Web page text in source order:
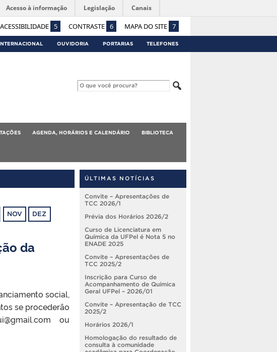
ACESSIBILIDADE 5 CONTRASTE 6 MAPA DO SITE 7
Acesso à informação Legislação Canais
OUVIDORIA PORTARIAS TELEFONES
AGENDA, HORÁRIOS E CALENDÁRIO BIBLIOTECA
NOV DEZ
da
social,
se procederão
ou
ÚLTIMAS NOTÍCIAS
Convite – Apresentações de
TCC 2026/1
Prévia dos Horários 2026/2
Curso de Licenciatura em
Química da UFPel é Nota 5 no
ENADE 2025
Convite – Apresentações de
TCC 2025/2
Inscrição para Curso de
Acompanhamento de Química
Geral UFPel – 2026/01
Convite – Apresentação de TCC
2025/2
Horários 2026/1
Homologação do resultado de
consulta à comunidade